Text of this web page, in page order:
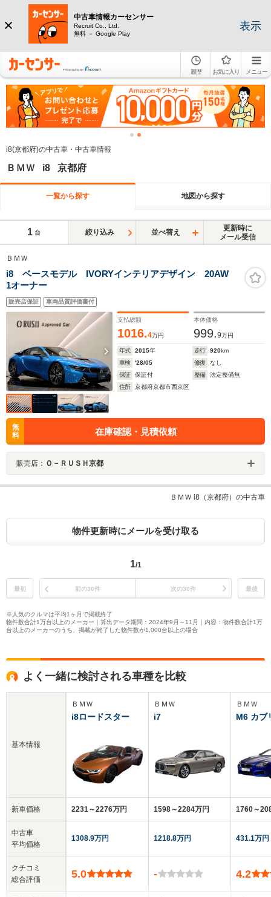
中古車情報カーセンサー
Recruit Co., Ltd.
無料 － Google Play
表示
履歴 お気に入り メニュー
i8(京都府)の中古車・中古車情報
ＢＭＷ i8 京都府
一覧から探す 地図から探す
1 台 絞り込み 並べ替え
更新時に
メール受信
ＢＭＷ
i8 ベースモデル IVORYインテリアデザイン 20AW
1オーナー
販売店保証 車両品質評価書付
支払総額
1016.4万円
本体価格
999.9万円
年式 2015年 走行 920km
車検
'28/05 修復
なし
保証
保証付 整備
法定整備無
住所
京都府京都市西京区
無
料
在庫確認・見積依頼
販売店： Ｏ－ＲＵＳＨ京都
ＢＭＷ i8（京都府）の中古車
物件更新時にメールを受け取る
1/1
最初 前の30件 次の30件 最後
※人気のクルマは平均1ヶ月で掲載終了
物件数合計1万台以上のメーカー｜算出データ期間：2024年9月～11月｜内容：物件数合計1万
台以上のメーカーのうち、掲載が終了した物件数が1,000台以上の場合
よく一緒に検討される車種を比較
基本情報
新車価格
中古車
平均価格
クチコミ
総合評価
ＢＭＷ
i8ロードスター
2231～2276万円
1308.9万円
5.0
ＢＭＷ
i7
1598～2284万円
1218.8万円
-
ＢＭＷ
M6 カブ
1760～
431.1万円
4.2